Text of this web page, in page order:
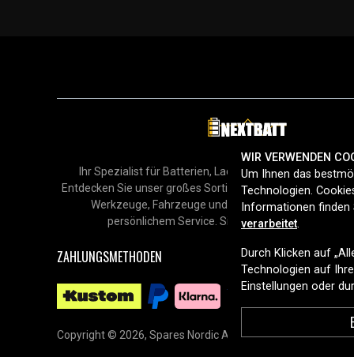
Ihr Spezialist für Batterien, Ladegeräte und Zubehör in
Entdecken Sie unser großes Sortiment für Smartphones,
Werkzeuge, Fahrzeuge und mehr – mit schneller
persönlichem Service. Sicher online einkaufen seit
ZAHLUNGSMETHODEN
Copyright © 2026, Spares Nordic AB
WIR VERWENDEN
Um Ihnen das
Technologien.
Informationen finden
verarbeitet.
Durch Klicken auf
Technologien auf
Einstellungen oder